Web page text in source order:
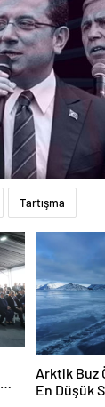
Tartışma
Arktik Buz
En Düşük